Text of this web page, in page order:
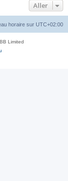
Aller
horaire sur UTC+02:00
Limited